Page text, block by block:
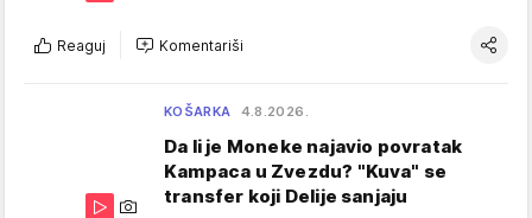
Reaguj Komentariši
KOŠARKA 4.8.2026.
Da li je Moneke najavio povratak
Kampaca u Zvezdu? "Kuva" se
transfer koji Delije sanjaju